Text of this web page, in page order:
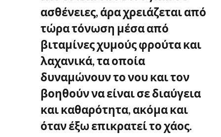
ασθένειες, άρα χρειάζεται από
τώρα τόνωση μέσα από
βιταμίνες χυμούς φρούτα και
λαχανικά, τα οποία
δυναμώνουν το νου και τον
βοηθούν να είναι σε διαύγεια
και καθαρότητα, ακόμα και
όταν έξω επικρατεί το χάος.